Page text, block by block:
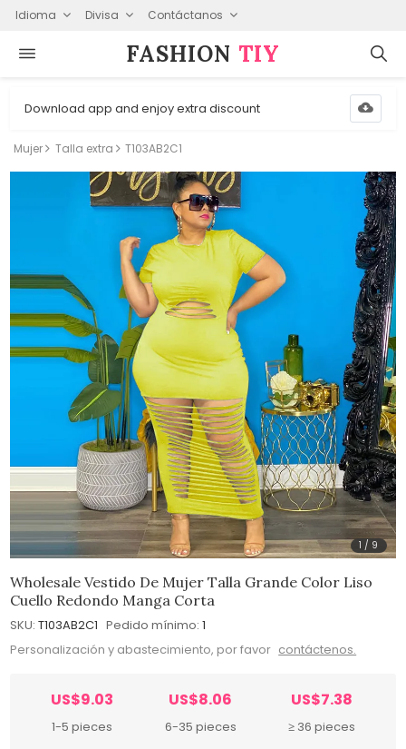
Idioma Divisa Contáctanos
FASHION⁠ TIY
Download app and enjoy extra discount
Mujer Talla extra T103AB2C1
1 / 9
Wholesale Vestido De Mujer Talla Grande Color Liso
Cuello Redondo Manga Corta
SKU: T103AB2C1 Pedido mínimo: 1
Personalización y abastecimiento, por favor contáctenos.
US$9.03
1-5 pieces
US$8.06
6-35 pieces
US$7.38
≥ 36 pieces